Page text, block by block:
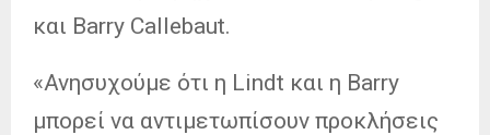
και Barry Callebaut.
«Ανησυχούμε ότι η Lindt και η Barry
μπορεί να αντιμετωπίσουν προκλήσεις